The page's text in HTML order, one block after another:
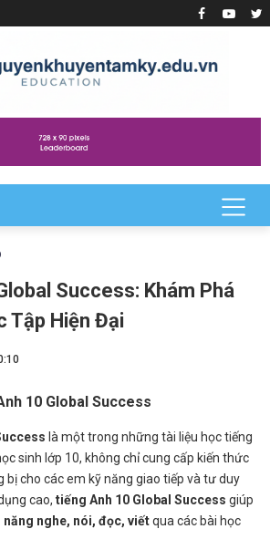
Success: Khám Phá
Tập Hiện Đại
10 Global Success
là một trong những tài liệu học tiếng
sinh lớp 10, không chỉ cung cấp kiến thức
bị cho các em kỹ năng giao tiếp và tư duy
cao, tiếng Anh 10 Global Success giúp
năng nghe, nói, đọc, viếtqua các bài học